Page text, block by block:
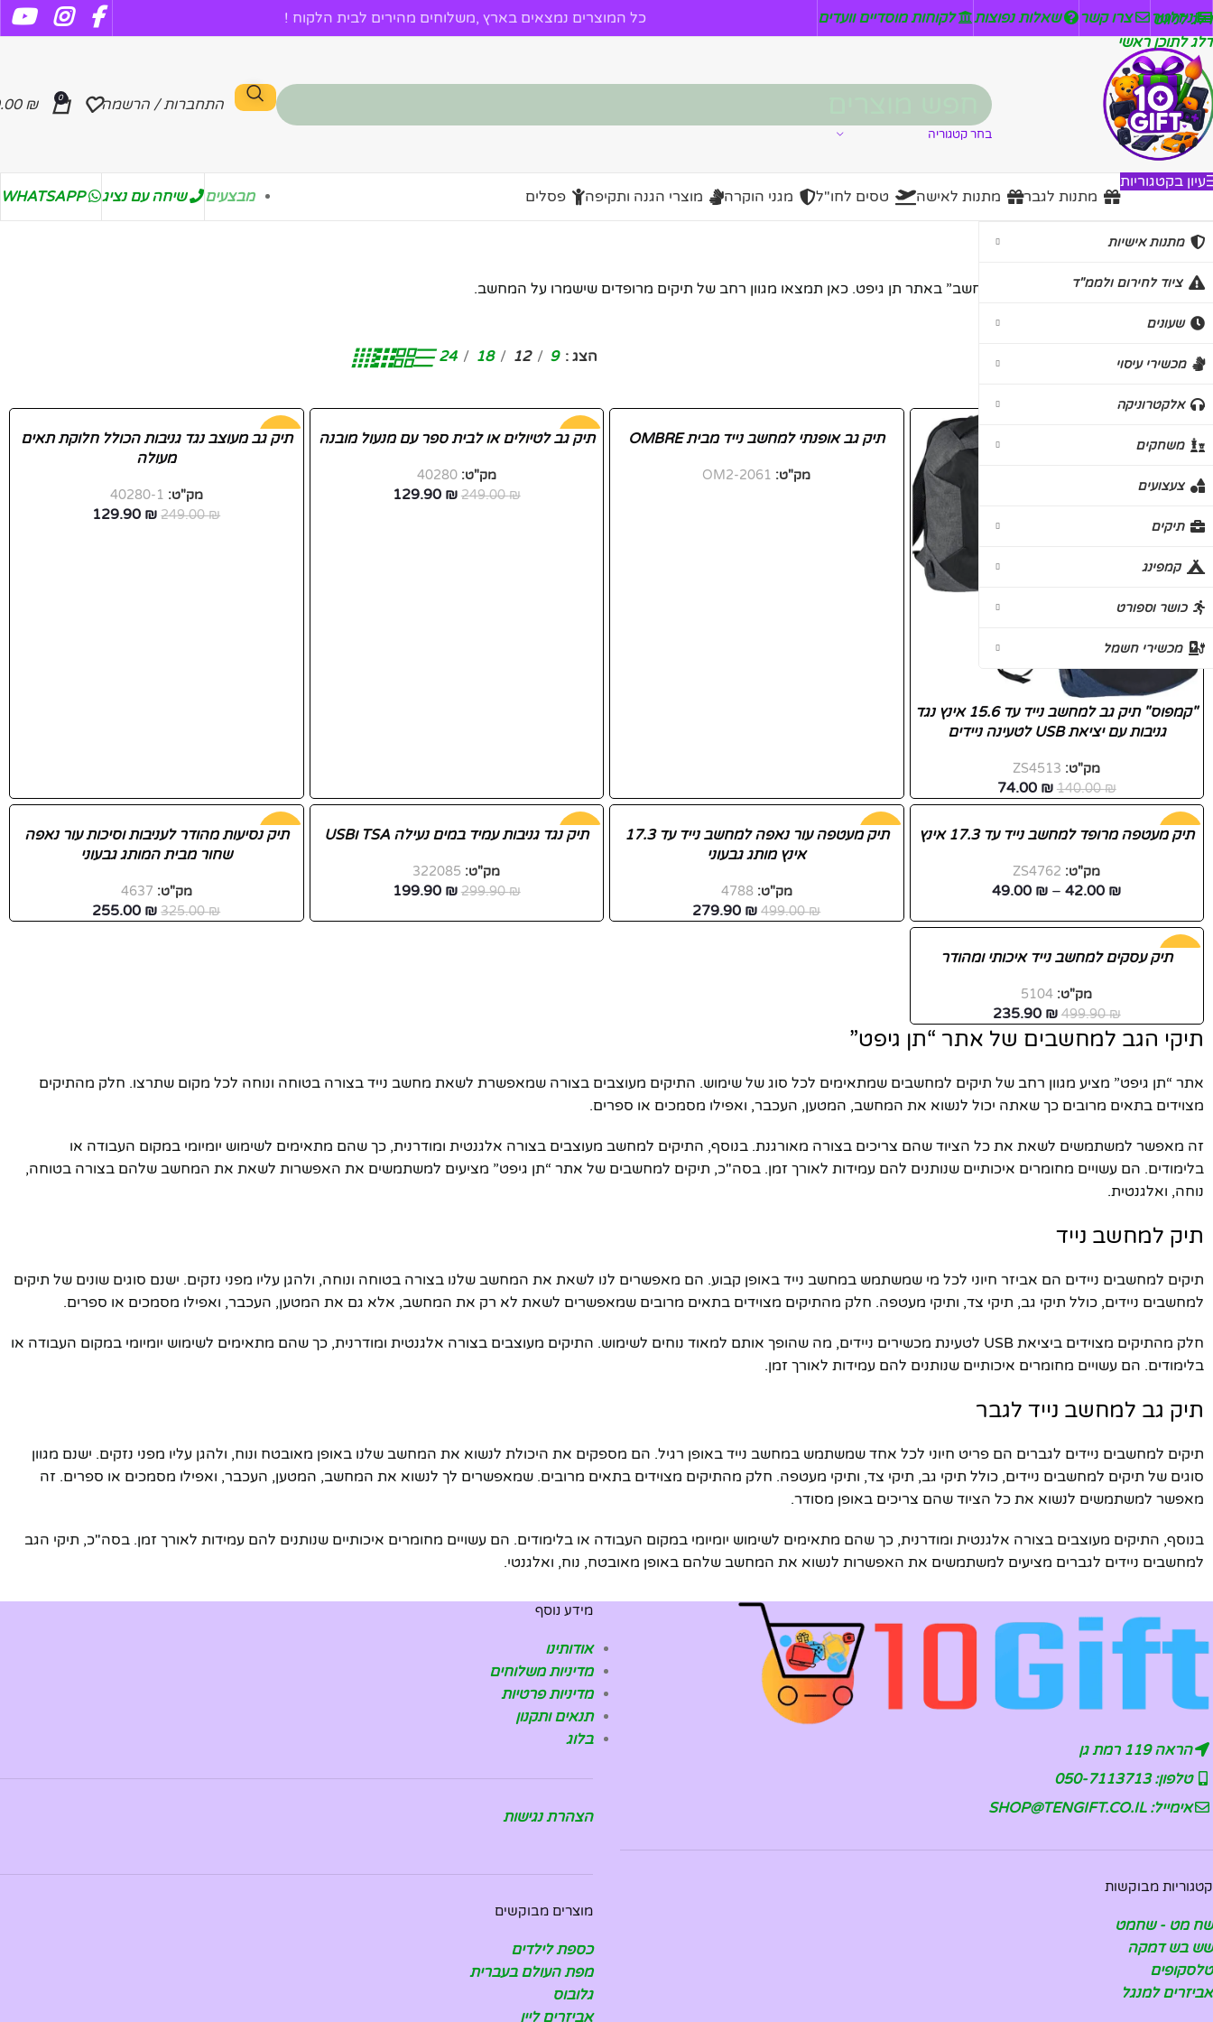
דלג לניווט
דלג לתוכן ראשי
ניזלטר צרו קשר שאלות נפוצות לקוחות מוסדיים וועדים כל המוצרים נמצאים בארץ ,משלוחים מהירים לבית הלקוח !
בחר קטגוריה
התחברות / הרשמה 0
₪
עיון בקטגוריות
מתנות אישיות
ציוד לחירום ולממ"ד
שעונים
מכשירי עיסוי
אלקטרוניקה
משחקים
צעצועים
תיקים
קמפינג
כושר וספורט
מכשירי חשמל
מתנות לגבר מתנות לאישה טסים לחו"ל מגני הוקרה מוצרי הגנה ותקיפה פסלים מבצעים שיחה עם נציג WHATSAPP
תיקים למחשב
ברוכים הבאים לקטגוריית “תיקים למחשב” באתר תן גיפט. כאן תמצאו מגוון רחב של תיקים מרופדים שישמרו על המחשב.
עמוד הבית/ תיקים תיקים למחשב הצג 9
12
18
24
-47%
חדש
"קמפוס" תיק גב למחשב נייד עד 15.6 אינץ נגד
גניבות עם יציאת USB לטעינה ניידים
מק"ט: ZS4513
140.00₪
74.00 ₪
תיק גב אופנתי למחשב נייד מבית OMBRE
מק"ט: OM2-2061
-48%
תיק גב לטיולים או לבית ספר עם מנעול מובנה
מק"ט:40280
249.00₪
129.90 ₪
-48%
תיק גב מעוצב נגד גניבות הכולל חלוקת תאים
מעולה
מק"ט: 40280-1
249.00₪
129.90 ₪
-48%
תיק מעטפה מרופד למחשב נייד עד 17.3 אינץ
מק"ט: ZS4762
42.00 ₪
–
49.00 ₪
-44%
תיק מעטפה עור נאפה למחשב נייד עד 17.3
אינץ מותג גבעוני
מק"ט:4788
499.00₪
279.90 ₪
-33%
תיק נגד גניבות עמיד במים נעילה TSA וUSB
מק"ט: 322085
299.90₪
199.90 ₪
-22%
תיק נסיעות מהודר לעניבות וסיכות עור נאפה
שחור מבית המותג גבעוני
מק"ט: 4637
325.00₪
255.00 ₪
-53%תיק עסקים למחשב נייד איכותי ומהודר
מק"ט: 5104
499.90₪
235.90 ₪
תיקי הגב למחשבים של אתר “תן גיפט”
אתר “תן גיפט” מציע מגוון רחב של תיקים למחשבים שמתאימים לכל סוג של שימוש. התיקים מעוצבים בצורה שמאפשרת לשאת מחשב נייד בצורה בטוחה ונוחה לכל מקום שתרצו. חלק מהתיקים
מצוידים בתאים מרובים כך שאתה יכול לנשוא את המחשב, המטען, העכבר, ואפילו מסמכים או ספרים.
זה מאפשר למשתמשים לשאת את כל הציוד שהם צריכים בצורה מאורגנת. בנוסף, התיקים למחשב מעוצבים בצורה אלגנטית ומודרנית, כך שהם מתאימים לשימוש יומיומי במקום העבודה או
בלימודים. הם עשויים מחומרים איכותיים שנותנים להם עמידות לאורך זמן. בסה"כ, תיקים למחשבים של אתר “תן גיפט” מציעים למשתמשים את האפשרות לשאת את המחשב שלהם בצורה בטוחה,
נוחה, ואלגנטית.
תיק למחשב נייד
תיקים למחשבים ניידים הם אביזר חיוני לכל מי שמשתמש במחשב נייד באופן קבוע. הם מאפשרים לנו לשאת את המחשב שלנו בצורה בטוחה ונוחה, ולהגן עליו מפני נזקים. ישנם סוגים שונים של תיקים
למחשבים ניידים, כולל תיקי גב, תיקי צד, ותיקי מעטפה. חלק מהתיקים מצוידים בתאים מרובים שמאפשרים לשאת לא רק את המחשב, אלא גם את המטען, העכבר, ואפילו מסמכים או ספרים.
חלק מהתיקים מצוידים ביציאת USB לטעינת מכשירים ניידים, מה שהופך אותם למאוד נוחים לשימוש. התיקים מעוצבים בצורה אלגנטית ומודרנית, כך שהם מתאימים לשימוש יומיומי במקום העבודה או
בלימודים. הם עשויים מחומרים איכותיים שנותנים להם עמידות לאורך זמן.
תיק גב למחשב נייד לגבר
תיקים למחשבים ניידים לגברים הם פריט חיוני לכל אחד שמשתמש במחשב נייד באופן רגיל. הם מספקים את היכולת לנשוא את המחשב שלנו באופן מאובטח ונוח, ולהגן עליו מפני נזקים. ישנם מגוון
סוגים של תיקים למחשבים ניידים, כולל תיקי גב, תיקי צד, ותיקי מעטפה. חלק מהתיקים מצוידים בתאים מרובים. שמאפשרים לך לנשוא את המחשב, המטען, העכבר, ואפילו מסמכים או ספרים. זה
מאפשר למשתמשים לנשוא את כל הציוד שהם צריכים באופן מסודר.
בנוסף, התיקים מעוצבים בצורה אלגנטית ומודרנית, כך שהם מתאימים לשימוש יומיומי במקום העבודה או בלימודים. הם עשויים מחומרים איכותיים שנותנים להם עמידות לאורך זמן. בסה"כ, תיקי הגב
למחשבים ניידים לגברים מציעים למשתמשים את האפשרות לנשוא את המחשב שלהם באופן מאובטח, נוח, ואלגנטי.
הראה 119 רמת גן
טלפון: 050-7113713
אימייל: SHOP@TENGIFT.CO.IL
קטגוריות מבוקשות
שח מט - שחמט
שש בש דמקה
טלסקופים
אביזרים למנגל
מידע נוסף
אודותינו
מדיניות משלוחים
מדיניות פרטיות
תנאים ותקנון
בלוג
הצהרת נגישות
מוצרים מבוקשים
כספת לילדים
מפת העולם בעברית
גלובוס
אביזרים ליין
אינסטגרם